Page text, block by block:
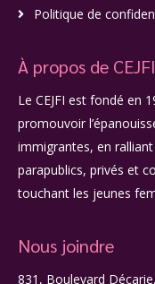
Politique de
À propos de CEJFI
Le CEJFI est fondé en
promouvoir
immigrantes, en
parapublics, privés et
touchant les jeunes
Nous joindre
831, Boulevard